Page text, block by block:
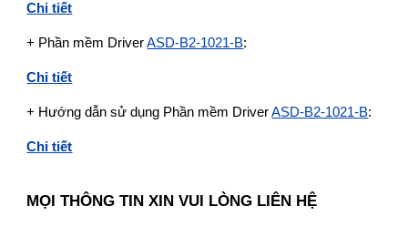
Chi tiết
+ Phần mềm DriverASD-B2-1021-B:
Chi tiết
+ Hướng dẫn sử dụng Phần mềm DriverASD-B2-1021-B:
Chi tiết
MỌI THÔNG TIN XIN VUI LÒNG LIÊN HỆ